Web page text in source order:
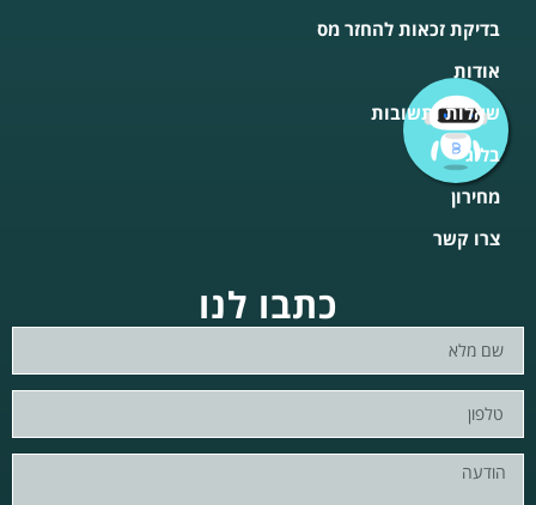
בדיקת זכאות להחזר מס
אודות
שאלות ותשובות
בלוג
מחירון
צרו קשר
כתבו לנו